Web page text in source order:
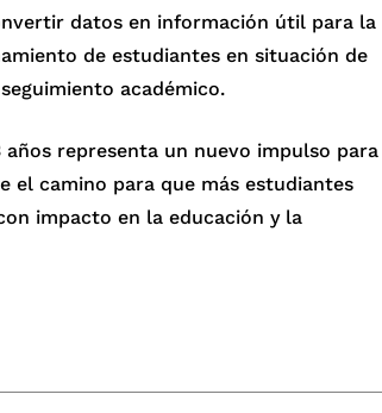
datos en información útil para la
de estudiantes en situación de
académico.
representa un nuevo impulso para
el camino para que más estudiantes
impacto en la educación y la